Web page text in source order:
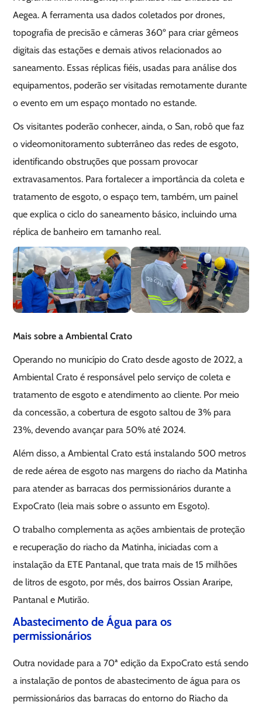
Aegea. A ferramenta usa dados coletados por drones,
topografia de precisão e câmeras 360º para criar gêmeos
digitais das estações e demais ativos relacionados ao
saneamento. Essas réplicas fiéis, usadas para análise dos
equipamentos, poderão ser visitadas remotamente durante
o evento em um espaço montado no estande.
Os visitantes poderão conhecer, ainda, o San, robô que faz
o videomonitoramento subterrâneo das redes de esgoto,
identificando obstruções que possam provocar
extravasamentos. Para fortalecer a importância da coleta e
tratamento de esgoto, o espaço tem, também, um painel
que explica o ciclo do saneamento básico, incluindo uma
réplica de banheiro em tamanho real.
Mais sobre a Ambiental Crato
Operando no município do Crato desde agosto de 2022, a
Ambiental Crato é responsável pelo serviço de coleta e
tratamento de esgoto e atendimento ao cliente. Por meio
da concessão, a cobertura de esgoto saltou de 3% para
23%, devendo avançar para 50% até 2024.
Além disso, a Ambiental Crato está instalando 500 metros
de rede aérea de esgoto nas margens do riacho da Matinha
para atender as barracas dos permissionários durante a
ExpoCrato (leia mais sobre o assunto em Esgoto).
O trabalho complementa as ações ambientais de proteção
e recuperação do riacho da Matinha, iniciadas com a
instalação da ETE Pantanal, que trata mais de 15 milhões
de litros de esgoto, por mês, dos bairros Ossian Araripe,
Pantanal e Mutirão.
Abastecimento de Água para os
permissionários
Outra novidade para a 70ª edição da ExpoCrato está sendo
a instalação de pontos de abastecimento de água para os
permissionários das barracas do entorno do Riacho da